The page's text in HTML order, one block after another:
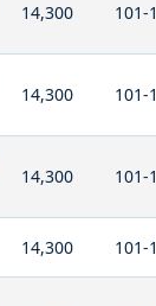
14,300 101-1
14,300 101-1
14,300 101-1
14,300 101-1